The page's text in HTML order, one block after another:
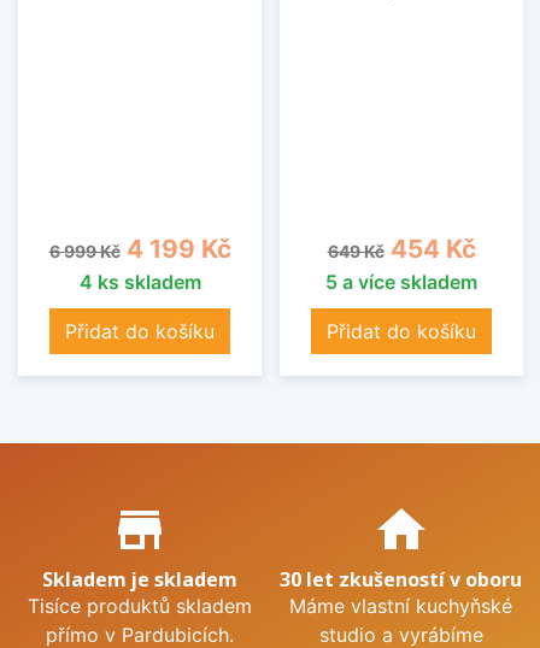
Běžná cena
6 999 Kč Cena
4 199 Kč
4 ks skladem
Přidat do košíku
Běžná cena
649 Kč Cena
454 Kč
5 a více skladem
Přidat do košíku
Proč nakupovat u nás?
store_mall_directory
Skladem je skladem
Tisíce produktů skladem
přímo v Pardubicích.
home
30 let zkušeností v oboru
Máme vlastní kuchyňské
studio a vyrábíme